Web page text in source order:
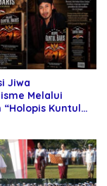
Jiwa
Melalui
“Holopis Kuntul